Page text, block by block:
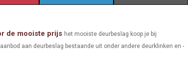
A
R
A
R
de mooiste prijs het mooiste deurbeslag koop je bij
aan deurbeslag bestaande uit onder andere deurklinken en -